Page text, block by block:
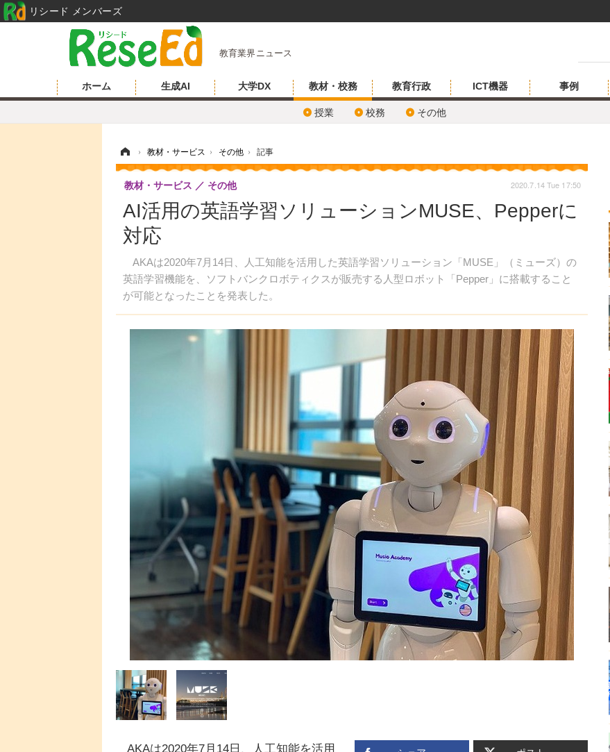
教育業界ニュース
ホーム 生成AI 大学DX 教材・校務
授業 校務 その他
教育行政 ICT機器 事例
› 教材・サービス › その他 › 記事
AI活用の英語学習ソリューションMUSE、Pepperに
対応
AKAは2020年7月14日、人工知能を活用した英語学習ソリューション「MUSE」（ミューズ）の
英語学習機能を、ソフトバンクロボティクスが販売する人型ロボット「Pepper」に搭載すること
が可能となったことを発表した。
教材・サービス その他 2020.7.14 Tue 17:50
AKAは2020年7月14日、人工知能を活用
リシード メンバーズ